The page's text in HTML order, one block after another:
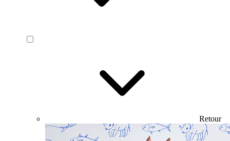
Retour